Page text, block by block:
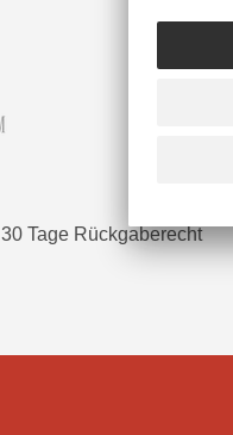
30 Tage Rückgaberecht